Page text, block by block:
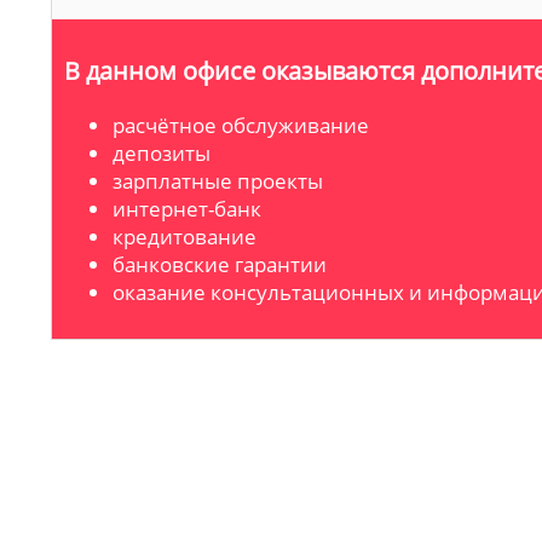
В данном офисе оказываются
расчётное обслуживание
депозиты
зарплатные проекты
интернет-банк
кредитование
банковские гарантии
оказание консультационных и